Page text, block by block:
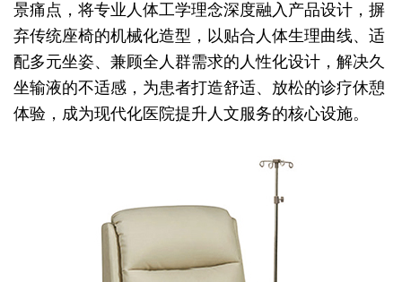
景痛点，将专业人体工学理念深度融入产品设计，摒
弃传统座椅的机械化造型，以贴合人体生理曲线、适
配多元坐姿、兼顾全人群需求的人性化设计，解决久
坐输液的不适感，为患者打造舒适、放松的诊疗休憩
体验，成为现代化医院提升人文服务的核心设施。